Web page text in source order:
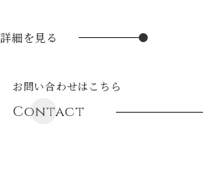
詳細を見る
お問い合わせはこちら
Contact